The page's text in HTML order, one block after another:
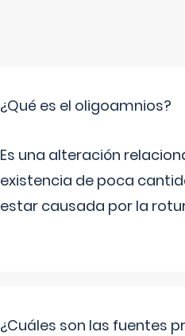
¿Qué es el oligoamnios?
Es una alteración
existencia de poca
estar causada por la
¿Cuáles son las fuentes